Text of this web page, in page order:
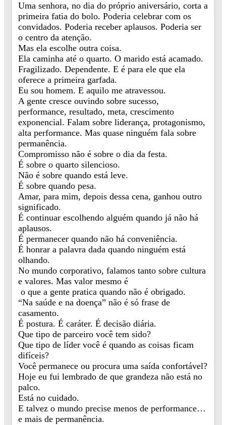
Uma senhora, no dia do próprio aniversário, corta a
primeira fatia do bolo. Poderia celebrar com os
convidados. Poderia receber aplausos. Poderia ser
o centro da atenção.
Mas ela escolhe outra coisa.
Ela caminha até o quarto. O marido está acamado.
Fragilizado. Dependente. E é para ele que ela
oferece a primeira garfada.
Eu sou homem. E aquilo me atravessou.
A gente cresce ouvindo sobre sucesso,
performance, resultado, meta, crescimento
exponencial. Falam sobre liderança, protagonismo,
alta performance. Mas quase ninguém fala sobre
permanência.
Compromisso não é sobre o dia da festa.
É sobre o quarto silencioso.
Não é sobre quando está leve.
É sobre quando pesa.
Amar, para mim, depois dessa cena, ganhou outro
significado.
É continuar escolhendo alguém quando já não há
aplausos.
É permanecer quando não há conveniência.
É honrar a palavra dada quando ninguém está
olhando.
No mundo corporativo, falamos tanto sobre cultura
e valores. Mas valor mesmo é
o que a gente pratica quando não é obrigado.
“Na saúde e na doença” não é só frase de
casamento.
É postura. É caráter. É decisão diária.
Que tipo de parceiro você tem sido?
Que tipo de líder você é quando as coisas ficam
difíceis?
Você permanece ou procura uma saída confortável?
Hoje eu fui lembrado de que grandeza não está no
palco.
Está no cuidado.
E talvez o mundo precise menos de performance…
e mais de permanência.